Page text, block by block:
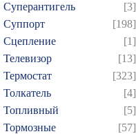
Суперантигель
[3]
Суппорт
[198]
Сцепление
[1]
Телевизор
[13]
Термостат
[323]
Толкатель
[4]
Топливный
[5]
Тормозные
[57]